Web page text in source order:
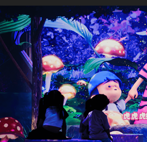
2024 虎姑婆和他的朋友｜